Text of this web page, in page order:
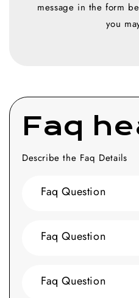
message in the form
you
Faq
Describe the Faq Details
Faq Question
Faq Question
Faq Question